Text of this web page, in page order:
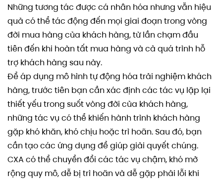
Những tương tác được cá nhân hóa nhưng vẫn hiệu
quả có thể tác động đến mọi giai đoạn trong vòng
đời mua hàng của khách hàng, từ lần chạm đầu
tiên đến khi hoàn tất mua hàng và cả quá trình hỗ
trợ khách hàng sau này.
Để áp dụng mô hình tự động hóa trải nghiệm khách
hàng, trước tiên bạn cần xác định các tác vụ lặp lại
thiết yếu trong suốt vòng đời của khách hàng,
những tác vụ có thể khiến hành trình khách hàng
gặp khó khăn, khó chịu hoặc trì hoãn. Sau đó, bạn
cần tạo các ứng dụng để giúp giải quyết chúng.
CXA có thể chuyển đổi các tác vụ chậm, khó mở
rộng quy mô, dễ bị trì hoãn và dễ gặp phải lỗi khi